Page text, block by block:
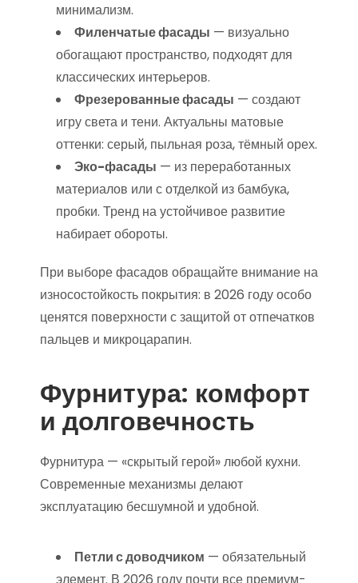
минимализм.
Филенчатые фасады — визуально
обогащают пространство, подходят для
классических интерьеров.
Фрезерованные фасады — создают
игру света и тени. Актуальны матовые
оттенки: серый, пыльная роза, тёмный орех.
Эко-фасады — из переработанных
материалов или с отделкой из бамбука,
пробки. Тренд на устойчивое развитие
набирает обороты.
При выборе фасадов обращайте внимание на
износостойкость покрытия: в 2026 году особо
ценятся поверхности с защитой от отпечатков
пальцев и микроцарапин.
Фурнитура: комфорт
и долговечность
Фурнитура — «скрытый герой» любой кухни.
Современные механизмы делают
эксплуатацию бесшумной и удобной.
Петли с доводчиком — обязательный